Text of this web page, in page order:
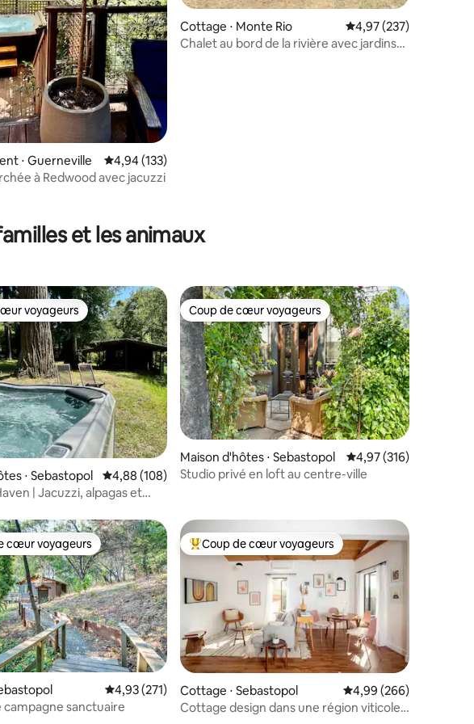
la base de 261 commentaires : 5 sur 5
⋅ Guerneville Évaluation moyenne sur la base de 133 commentaires : 4,94 sur 5
4,94 (133)
à Redwood avec jacuzzi
Cottage ⋅ Monte Rio Évaluation moyenne
4,97 (237)
Chalet au bord de la rivière avec jardins
et les animaux
base de 369 commentaires : 4,98 sur 5
voyageurs
voyageurs
⋅ Sebastopol Évaluation moyenne sur la base de 108 commentaires : 4,88 sur 5
4,88 (108)
| Jacuzzi, alpagas et
Coup de cœur voyageurs
Coup de cœur voyageurs
Maison d'hôtes ⋅ Sebastopol Évaluation moyenne
4,97 (316)
Studio privé en loft au centre-ville
base de 131 commentaires : 4,98 sur 5
voyageurs les plus appréciés
cœur voyageurs
Évaluation moyenne sur la base de 271 commentaires : 4,93 sur 5
4,93 (271)
sanctuaire
Coups de cœur voyageurs les plus appréciés
Coup de cœur voyageurs
Cottage ⋅ Sebastopol Évaluation moyenne
4,99 (266)
Cottage design dans une région viticole,